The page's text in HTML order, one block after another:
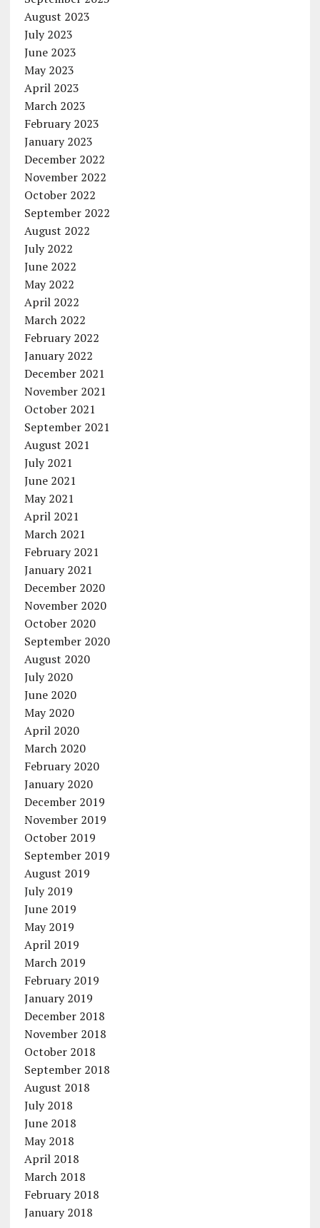
August 2023
July 2023
June 2023
May 2023
April 2023
March 2023
February 2023
January 2023
December 2022
November 2022
October 2022
September 2022
August 2022
July 2022
June 2022
May 2022
April 2022
March 2022
February 2022
January 2022
December 2021
November 2021
October 2021
September 2021
August 2021
July 2021
June 2021
May 2021
April 2021
March 2021
February 2021
January 2021
December 2020
November 2020
October 2020
September 2020
August 2020
July 2020
June 2020
May 2020
April 2020
March 2020
February 2020
January 2020
December 2019
November 2019
October 2019
September 2019
August 2019
July 2019
June 2019
May 2019
April 2019
March 2019
February 2019
January 2019
December 2018
November 2018
October 2018
September 2018
August 2018
July 2018
June 2018
May 2018
April 2018
March 2018
February 2018
January 2018